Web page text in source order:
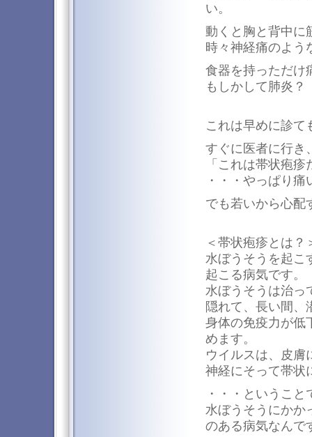
い。
動くと胸と背中に
時々神経痛のよう
食器を持っただけ
もしかして肺炎？
これは早めに診て
すぐに医者に行き
「これは帯状疱
・・・やっぱり痛
でも若いから心配
＜帯状疱疹とは？
水ぼうそうを起こ
起こる病気です。
水ぼうそうは治っ
隠れて、長い間、
身体の免疫力が低
めます。
ウイルスは、皮膚
神経にそって帯状
・・・ということ
水ぼうそうにかか
のある病気なんで